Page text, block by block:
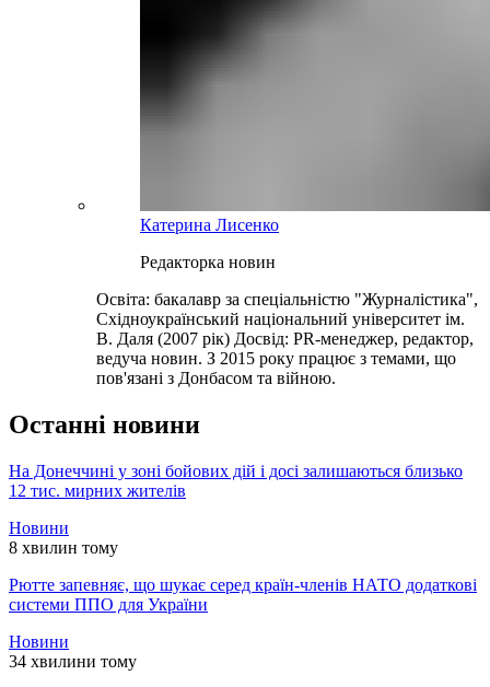
Катерина Лисенко
Редакторка новин
Освіта: бакалавр за спеціальністю "Журналістика",
Східноукраїнський національний університет ім.
В. Даля (2007 рік) Досвід: PR-менеджер, редактор,
ведуча новин. З 2015 року працює з темами, що
пов'язані з Донбасом та війною.
Останні новини
На Донеччині у зоні бойових дій і досі залишаються близько
12 тис. мирних жителів
Новини
8 хвилин тому
Рютте запевняє, що шукає серед країн-членів НАТО додаткові
системи ППО для України
Новини
34 хвилини тому